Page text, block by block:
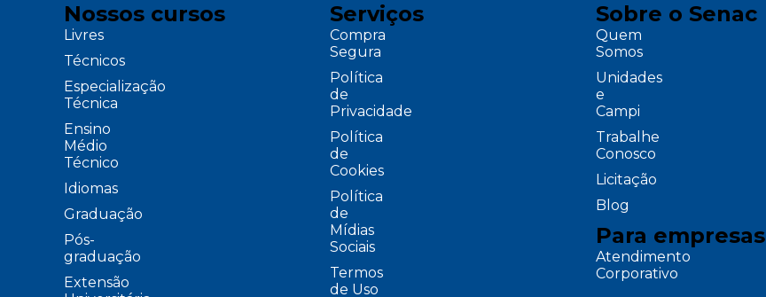
Nossos cursos
Livres
Técnicos
Especialização
Técnica
Ensino
Médio
Técnico
Idiomas
Graduação
Pós-
graduação
Extensão
Serviços
Compra
Segura
Política
de
Privacidade
Política
de
Cookies
Política
de
Mídias
Sociais
Termos
de Uso
Sobre o Senac
Quem
Somos
Unidades
e
Campi
Trabalhe
Conosco
Licitação
Blog
Para empresas
Atendimento
Corporativo